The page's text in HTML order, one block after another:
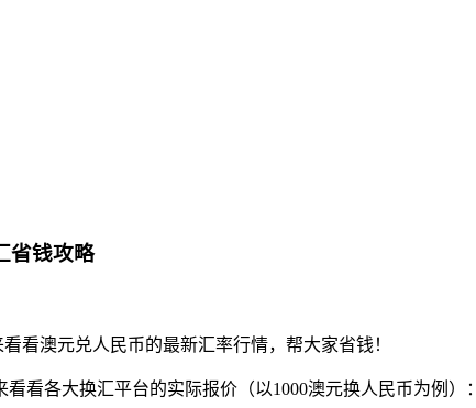
省钱攻略
看澳元兑人民币的最新汇率行情，帮大家省钱！
看各大换汇平台的实际报价（以1000澳元换人民币为例）：